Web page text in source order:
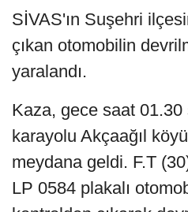
SİVAS'ın Suşehri
çıkan otomobilin
yaralandı.
Kaza, gece saat 01.30
karayolu Akçaağıl
meydana geldi. F.T
LP 0584 plakalı